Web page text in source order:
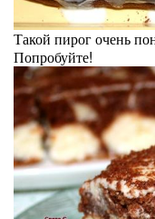
Такой пирог очень
Попробуйте!